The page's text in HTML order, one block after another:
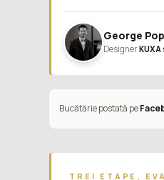
George Pop
Designer
Bucătărie postată pe
TREI ETAPE,